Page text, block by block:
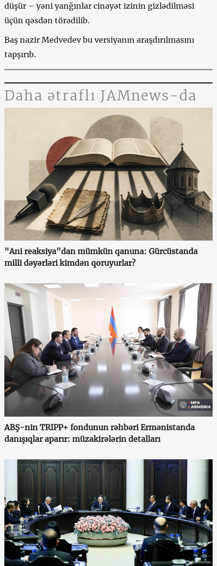
düşür – yəni yanğınlar cinayət izinin gizlədilməsi
üçün qəsdən törədilib.
Baş nazir Medvedev bu versiyanın araşdırılmasını
tapşırıb.
Daha ətraflı JAMnews-da
"Ani reaksiya"dan mümkün qanuna: Gürcüstanda
milli dəyərləri kimdən qoruyurlar?
ABŞ-nin TRIPP+ fondunun rəhbəri Ermənistanda
danışıqlar aparır: müzakirələrin detalları